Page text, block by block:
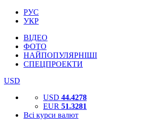
РУС
УКР
ВІДЕО
ФОТО
НАЙПОПУЛЯРНІШІ
СПЕЦПРОЕКТИ
USD
USD 44.4278
EUR 51.3281
Всі курси валют